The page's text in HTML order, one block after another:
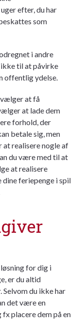
efter, du har
som
i andre
til at påvirke
offentligydelse.
vælger at få
at lade dem
forhold, der
betale sig, men
realisere nogle af
du være med til at
at realisere
feriepenge i spil
for dig i
er du altid
du ikke har
det være en
placere dem på en